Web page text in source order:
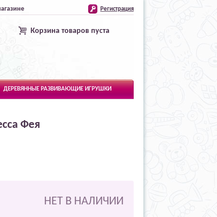
Регистрация
Корзина товаров пуста
ДЕРЕВЯННЫЕ РАЗВИВАЮЩИЕ ИГРУШКИ
Фея
НЕТ В НАЛИЧИИ